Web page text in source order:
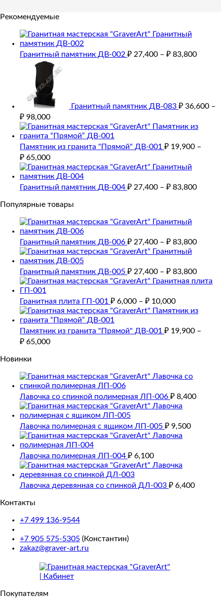
Рекомендуемые
Гранитный памятник ДВ-002 ₽ 27,400 – ₽ 83,800
Гранитный памятник ДВ-083 ₽ 36,600 –
₽ 98,000
Памятник из гранита "Прямой" ДВ-001 ₽ 19,900 –
₽ 65,000
Гранитный памятник ДВ-004 ₽ 27,400 – ₽ 83,800
Популярные товары
Гранитный памятник ДВ-006 ₽ 27,400 – ₽ 83,800
Гранитный памятник ДВ-005 ₽ 27,400 – ₽ 83,800
Гранитная плита ГП-001 ₽ 6,000 – ₽ 10,000
Памятник из гранита "Прямой" ДВ-001 ₽ 19,900 –
₽ 65,000
Новинки
Лавочка со спинкой полимерная ЛП-006 ₽ 8,400
Лавочка полимерная с ящиком ЛП-005 ₽ 9,500
Лавочка полимерная ЛП-004 ₽ 6,100
Лавочка деревянная со спинкой ДЛ-003 ₽ 6,400
Контакты
+7 499 136-9544
+7 905 575-5305 (Константин)
zakaz@graver-art.ru
Покупателям